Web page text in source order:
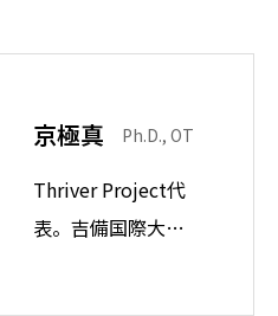
京極真 Ph.D., OT
Thriver Project代
表。吉備国際大学